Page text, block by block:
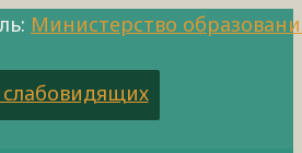
Министерство